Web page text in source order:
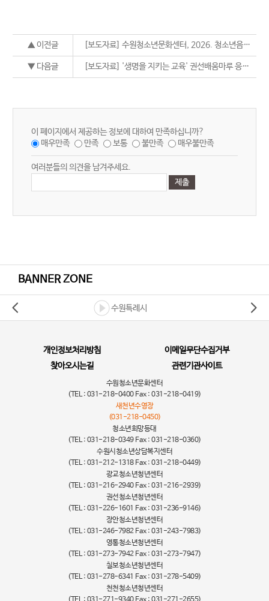
▲ 이전글 [보도자료] 수원청소년문화센터, 2026. 청소년음악공간 '뮤트' 하교길라이브 운영 성료
▼ 다음글 [보도자료] '생명을 지키는 교육' 권선배움마루 응급처치 프로그램 운영
이 페이지에서 제공하는 정보에 대하여 만족하십니까?
매우만족
만족 보통 불만족 매우불만족
여러분들의 의견을 남겨주세요.
BANNER ZONE
수원특례시
개인정보처리방침
이메일무단수집거부
찾아오시는길
관련기관사이트
수원청소년문화센터
(TEL : 031-218-0400 Fax : 031-218-0419)
새천년수영장
(031-218-0450)
청소년희망등대
(TEL : 031-218-0349 Fax : 031-218-0360)
수원시청소년상담복지센터
(TEL : 031-212-1318 Fax : 031-218-0449)
광교청소년청년센터
(TEL : 031-216-2940 Fax : 031-216-2939)
권선청소년청년센터
(TEL : 031-226-1601 Fax : 031-236-9146)
장안청소년청년센터
(TEL : 031-246-7982 Fax : 031-243-7983)
영통청소년청년센터
(TEL : 031-273-7942 Fax : 031-273-7947)
칠보청소년청년센터
(TEL : 031-278-6341 Fax : 031-278-5409)
천천청소년청년센터